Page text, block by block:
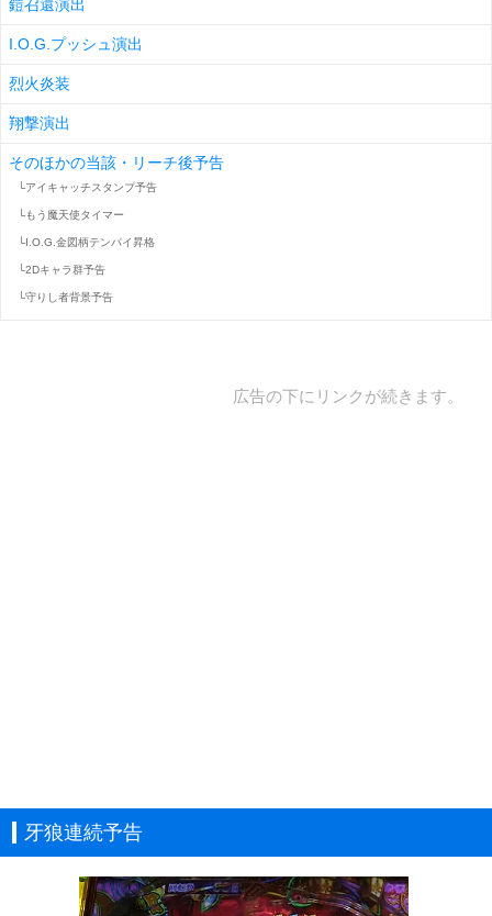
鎧召還演出
I.O.G.プッシュ演出
烈火炎装
翔撃演出
そのほかの当該・リーチ後予告
└アイキャッチスタンプ予告
└もう魔天使タイマー
└I.O.G.金図柄テンパイ昇格
└2Dキャラ群予告
└守りし者背景予告
広告の下にリンクが続きます。
牙狼連続予告